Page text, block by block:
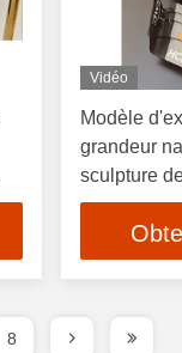
Vidéo
Modèle
grandeur
sculpture
nature
8